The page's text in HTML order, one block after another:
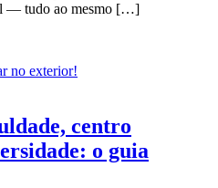
— tudo ao mesmo […]
centro
o guia